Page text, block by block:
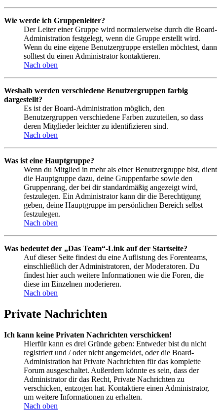
Wie werde ich Gruppenleiter?
Der Leiter einer Gruppe wird normalerweise durch die Board-
Administration festgelegt, wenn die Gruppe erstellt wird.
Wenn du eine eigene Benutzergruppe erstellen möchtest, dann
solltest du einen Administrator kontaktieren.
Nach oben
Weshalb werden verschiedene Benutzergruppen farbig
dargestellt?
Es ist der Board-Administration möglich, den
Benutzergruppen verschiedene Farben zuzuteilen, so dass
deren Mitglieder leichter zu identifizieren sind.
Nach oben
Was ist eine Hauptgruppe?
Wenn du Mitglied in mehr als einer Benutzergruppe bist, dient
die Hauptgruppe dazu, deine Gruppenfarbe sowie den
Gruppenrang, der bei dir standardmäßig angezeigt wird,
festzulegen. Ein Administrator kann dir die Berechtigung
geben, deine Hauptgruppe im persönlichen Bereich selbst
festzulegen.
Nach oben
Was bedeutet der „Das Team“-Link auf der Startseite?
Auf dieser Seite findest du eine Auflistung des Forenteams,
einschließlich der Administratoren, der Moderatoren. Du
findest hier auch weitere Informationen wie die Foren, die
diese im Einzelnen moderieren.
Nach oben
Private Nachrichten
Ich kann keine Privaten Nachrichten verschicken!
Hierfür kann es drei Gründe geben: Entweder bist du nicht
registriert und / oder nicht angemeldet, oder die Board-
Administration hat Private Nachrichten für das komplette
Forum ausgeschaltet. Außerdem könnte es sein, dass der
Administrator dir das Recht, Private Nachrichten zu
verschicken, entzogen hat. Kontaktiere einen Administrator,
um weitere Informationen zu erhalten.
Nach oben